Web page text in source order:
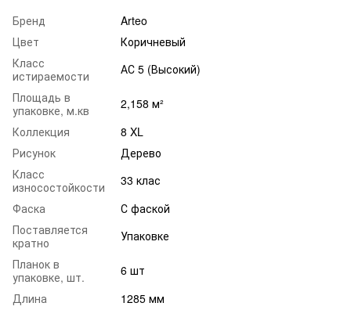
Бренд
Arteo
Цвет
Коричневый
Класс
истираемости
АС 5 (Высокий)
Площадь в
упаковке, м.кв
2,158 м²
Коллекция
8 XL
Рисунок
Дерево
Класс
износостойкости
33 клас
Фаска
С фаской
Поставляется
кратно
Упаковке
Планок в
упаковке, шт.
6 шт
Длина
1285 мм